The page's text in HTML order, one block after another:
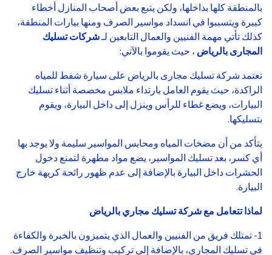
بالمنطقة كلها بداخلها، ولكن يتبع بعض أصحاب المنازل أخطاء
كبيرة ويتسببوا في انسداد مواسير الصرف ومنها بيارات المنطقة،
كذلك تأتي مهمة الفنيين والعمال التابعين لـشركات تسليك
المجارى بالرياض ، حيث يقوموا بالآتي:
تعتمد شركة تسليك مجارى بالرياض على سيارة شفط للمياه
الراكدة، حيث يقوم العامل بارتداء ملابس مخصصة أثناء تسليك
البيارات، ويضع غطاء للرأس وينزل إلى داخل البيارة، ويقوم
بتسليكها.
يتأكد من أن مضخات المياه ومحابس المواسير سليمة ولا يوجد بها
أي كسر، بعد تسليك المواسير، يضع مواد مطهرة لتمنع دخول
الحشرات داخل البيارة بالإضافة إلى عدم ظهور رائحة كريهة خارج
البيارة.
لماذا تتعامل مع شركة تسليك مجاري بالرياض
1- تمتلك فريق من الفنيين والعمال الذي يتميزون بالخبرة والكفاءة
في تسليك المجاري، بالإضافة إلى تركيب وتنظيف مواسير الصرف.